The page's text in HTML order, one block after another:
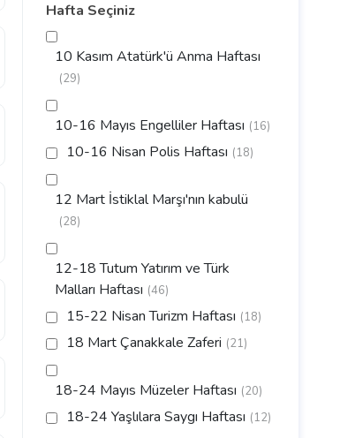
Hafta Seçiniz
10 Kasım Atatürk'ü Anma Haftası
(29)
10-16 Mayıs Engelliler Haftası (16)
10-16 Nisan Polis Haftası (18)
12 Mart İstiklal Marşı'nın kabulü
(28)
12-18 Tutum Yatırım ve Türk
Malları Haftası (46)
15-22 Nisan Turizm Haftası (18)
18 Mart Çanakkale Zaferi (21)
18-24 Mayıs Müzeler Haftası (20)
18-24 Yaşlılara Saygı Haftası (12)